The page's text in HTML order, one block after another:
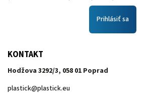
Prihlásiť sa
KONTAKT
Hodžova 3292/3, 058 01 Poprad
plastick@plastick.eu